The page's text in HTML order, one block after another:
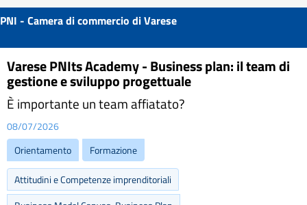
PNI - Camera di commercio di Varese
Varese PNIts Academy - Business plan: il team di
gestione e sviluppo progettuale
È importante un team affiatato?
08/07/2026
Orientamento
Formazione
Attitudini e Competenze imprenditoriali